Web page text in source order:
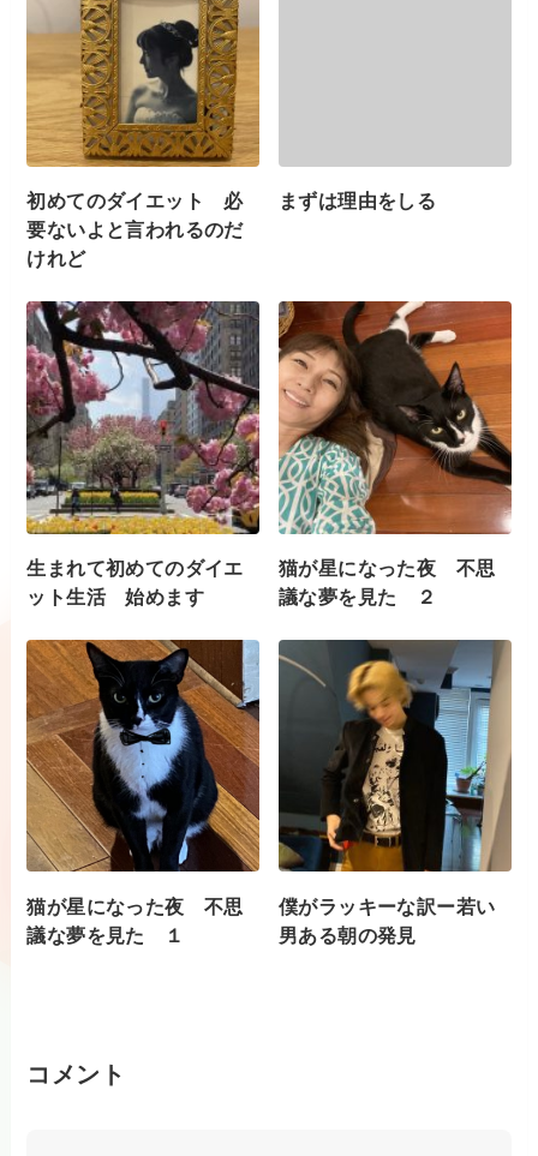
初めてのダイエット 必
要ないよと言われるのだ
けれど
まずは理由をしる
生まれて初めてのダイエ
ット生活 始めます
猫が星になった夜 不思
議な夢を見た ２
猫が星になった夜 不思
議な夢を見た １
僕がラッキーな訳ー若い
男ある朝の発見
コメント